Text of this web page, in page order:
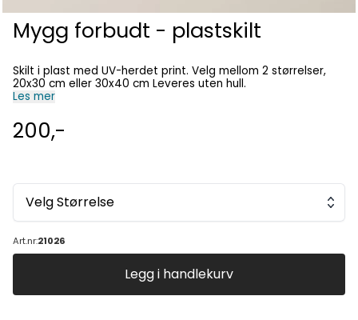
Mygg forbudt - plastskilt
Skilt i plast med UV-herdet print. Velg mellom 2 størrelser,
20x30 cm eller 30x40 cm Leveres uten hull.
Les mer
200,-
Velg Størrelse
Art.nr:21026
Legg i handlekurv